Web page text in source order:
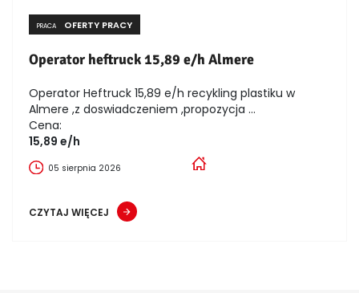
PRACA OFERTY PRACY
Operator heftruck 15,89 e/h Almere
Operator Heftruck 15,89 e/h recykling plastiku w
Almere ,z doswiadczeniem ,propozycja ...
Cena:
15,89 e/h
05 sierpnia 2026
CZYTAJ WIĘCEJ